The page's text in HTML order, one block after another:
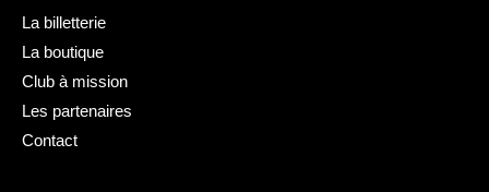
La billetterie
La boutique
Club à mission
Les partenaires
Contact